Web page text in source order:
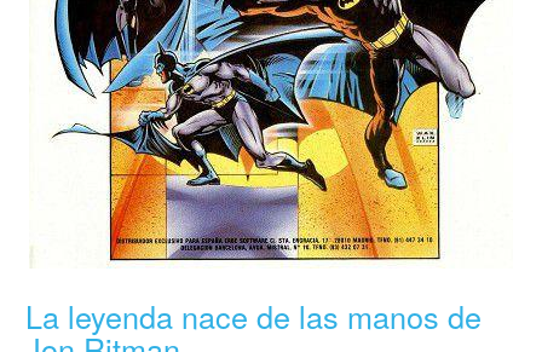
La leyenda nace de las manos de